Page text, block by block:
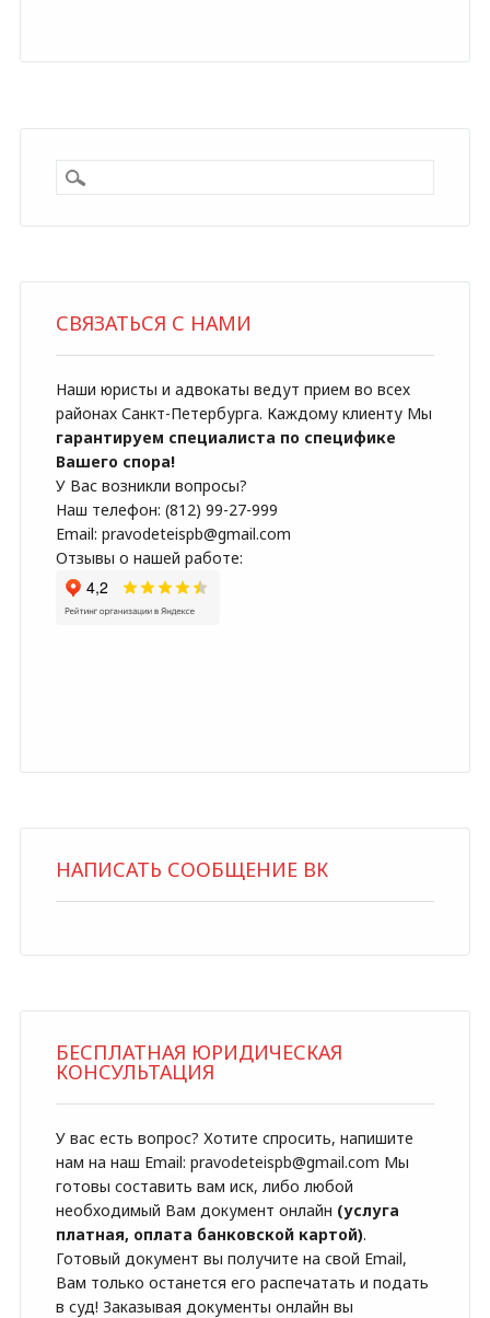
СВЯЗАТЬСЯ С НАМИ
Наши юристы и адвокаты ведут прием во всех
районах Санкт-Петербурга. Каждому клиенту Мы
гарантируем специалиста по специфике
Вашего спора!
У Вас возникли вопросы?
Наш телефон: (812) 99-27-999
Email: pravodeteispb@gmail.com
Отзывы о нашей работе:
НАПИСАТЬ СООБЩЕНИЕ ВК
БЕСПЛАТНАЯ ЮРИДИЧЕСКАЯ
КОНСУЛЬТАЦИЯ
У вас есть вопрос? Хотите спросить, напишите
нам на наш Email: pravodeteispb@gmail.com Мы
готовы составить вам иск, либо любой
необходимый Вам документ онлайн (услуга
платная, оплата банковской картой).
Готовый документ вы получите на свой Email,
Вам только останется его распечатать и подать
в суд! Заказывая документы онлайн вы